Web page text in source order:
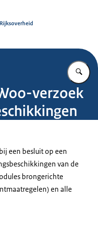
Rijksoverheid
verzoek
een besluit op een
van de
brongerichte
en alle